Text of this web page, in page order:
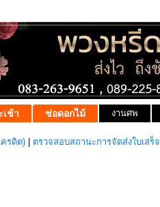
เช้า ช่อดอกไม้ งานศพ
ครดิต) ตรวจสอบสถานะการจัดส่งใบเสร็จ